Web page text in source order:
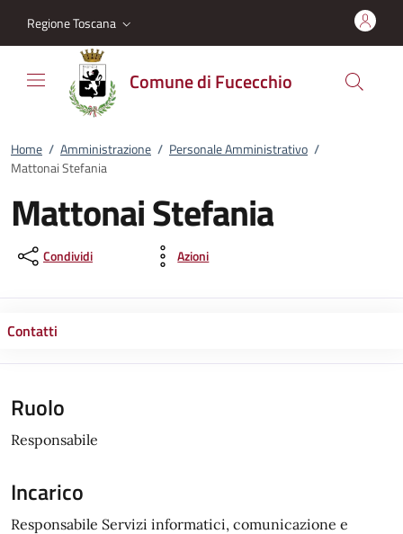
Regione Toscana
Comune di Fucecchio
Home / Amministrazione / Personale Amministrativo /
Mattonai Stefania
Mattonai Stefania
Condividi Azioni
Contatti
Ruolo
Responsabile
Incarico
Responsabile Servizi informatici, comunicazione e